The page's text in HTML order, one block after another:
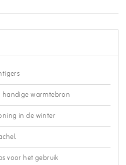
handige warmtebron
in de winter
voor het gebruik